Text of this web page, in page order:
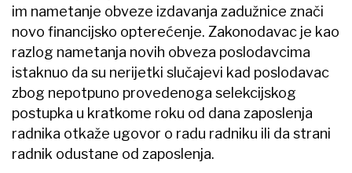
im nametanje obveze izdavanja zadužnice znači
novo financijsko opterećenje. Zakonodavac je kao
razlog nametanja novih obveza poslodavcima
istaknuo da su nerijetki slučajevi kad poslodavac
zbog nepotpuno provedenoga selekcijskog
postupka u kratkome roku od dana zaposlenja
radnika otkaže ugovor o radu radniku ili da strani
radnik odustane od zaposlenja.